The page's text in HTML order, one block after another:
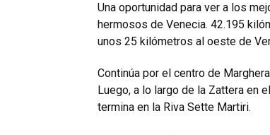
Una oportunidad para ver a los
hermosos de Venecia. 42.195
unos 25 kilómetros al oeste de
Continúa por el centro de
Luego, a lo largo de la Zattera en
termina en la Riva Sette Martiri.